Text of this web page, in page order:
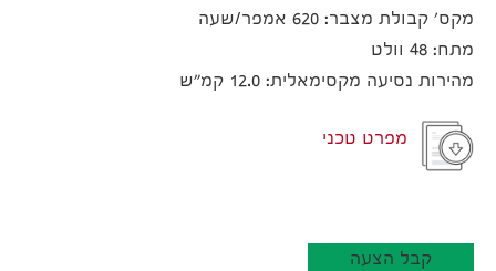
מקס' קבולת מצבר: 620 אמפר/שעה
מתח: 48 וולט
מהירות נסיעה מקסימאלית: 12.0 קמ"ש
מפרט טכני
קבל הצעה